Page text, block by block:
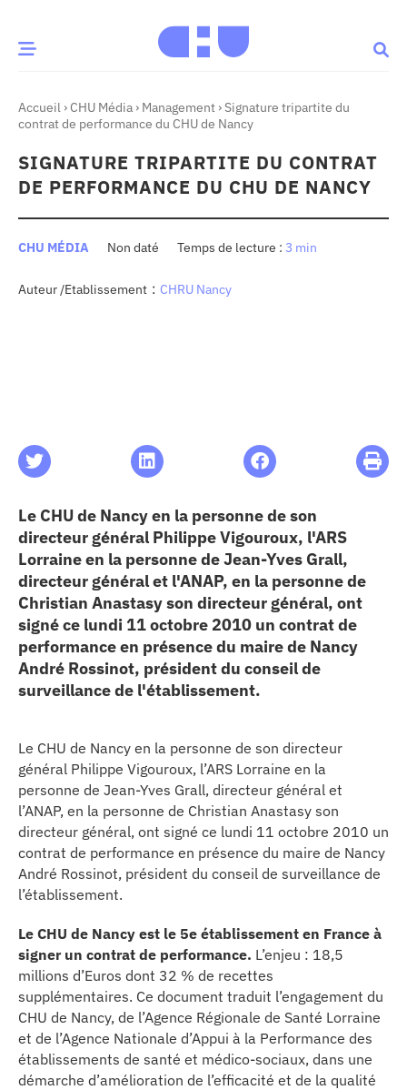
MOMENT
Innovation
& patrimoine Patient
articles
santé
au CHU
& patrimoine
écologique
CONNECTÉ
d’info
Accueil › CHU Média › Management › Signature tripartite du
contrat de performance du CHU de Nancy
SIGNATURE TRIPARTITE DU CONTRAT
DE PERFORMANCE DU CHU DE NANCY
CHU MÉDIA Non daté 3 min
Auteur /Etablissement : CHRU Nancy
Le CHU de Nancy en la personne de son
directeur général Philippe Vigouroux, l'ARS
Lorraine en la personne de Jean-Yves Grall,
directeur général et l'ANAP, en la personne de
Christian Anastasy son directeur général, ont
signé ce lundi 11 octobre 2010 un contrat de
performance en présence du maire de Nancy
André Rossinot, président du conseil de
surveillance de l'établissement.
Le CHU de Nancy en la personne de son directeur
général Philippe Vigouroux, l’ARS Lorraine en la
personne de Jean-Yves Grall, directeur général et
l’ANAP, en la personne de Christian Anastasy son
directeur général, ont signé ce lundi 11 octobre 2010 un
contrat de performance en présence du maire de Nancy
André Rossinot, président du conseil de surveillance de
l’établissement.
Le CHU de Nancy est le 5e établissement en France à
signer un contrat de performance. L’enjeu : 18,5
millions d’Euros dont 32 % de recettes
supplémentaires. Ce document traduit l’engagement du
CHU de Nancy, de l’Agence Régionale de Santé Lorraine
et de l’Agence Nationale d’Appui à la Performance des
établissements de santé et médico-sociaux, dans une
démarche d’amélioration de l’efficacité et de la qualité